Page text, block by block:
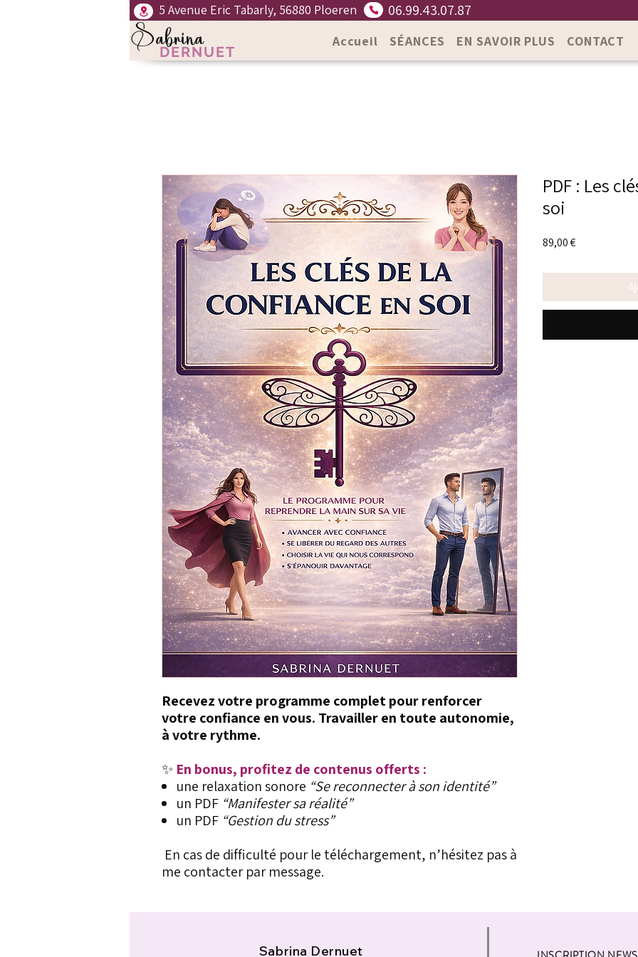
5 Avenue Eric Tabarly, 56880 Ploeren 06.99.43.07.87
Accueil SÉANCES EN SAVOIR PLUS CONTACT
DERNUET
Sabrina
Recevez votre programme complet pour renforcer
votre confiance en vous. Travailler en toute autonomie,
à votre rythme.
✨ En bonus, profitez de contenus offerts :
une relaxation sonore “Se reconnecter à son identité”
un PDF “Manifester sa réalité”
un PDF “Gestion du stress”
En cas de difficulté pour le téléchargement, n’hésitez pas à
me contacter par message.
PDF : Les
soi
89,00 €Prix
Sabrina Dernuet